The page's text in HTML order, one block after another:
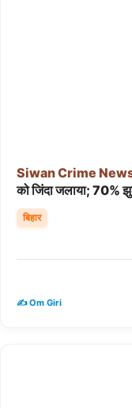
SiwanCrime
को जिंदा जलाया; 70%
बिहार
✍️ Om Giri